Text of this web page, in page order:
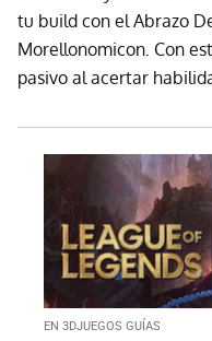
tu build con el Abrazo
Morellonomicon. Con
pasivo al acertar
EN 3DJUEGOS GUÍAS